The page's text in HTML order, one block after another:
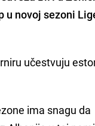
u novoj sezoni
učestvuju
ima snagu da